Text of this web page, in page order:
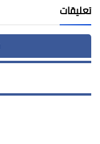
تعليقات